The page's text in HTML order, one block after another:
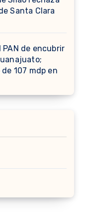
Santa Clara
PAN de encubrir
107 mdp en